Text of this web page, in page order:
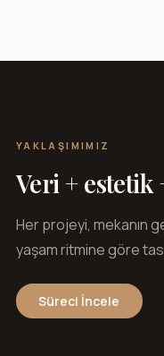
YAKLAŞIMIMIZ
Veri +
Her projeyi, mekanın
yaşam ritmine göre
Süreci İncele